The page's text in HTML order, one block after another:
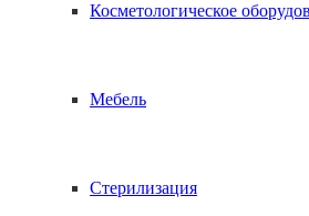
Косметологическое
Мебель
Стерилизация